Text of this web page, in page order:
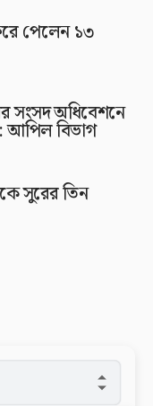
পেলেন ১৩
সংসদ অধিবেশনে
আপিল বিভাগ
সুরের তিন